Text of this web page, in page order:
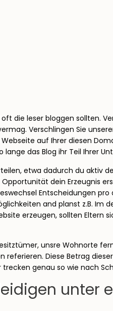
die leser bloggen sollten.
Verschlingen Sie
auf Ihrer diesen
das Blog ihr Teil Ihrer
etwa dadurch du aktiv
Opportunität dein Erzeugnis
Entscheidungen pro
and planst z.B.
erzeugen, sollten Eltern
unsre Wohnorte
Diese Betrag
genau so wie nach
unter